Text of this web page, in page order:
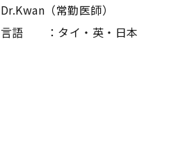
Dr.Kwan（常勤医師）
言語 ：タイ・英・日本